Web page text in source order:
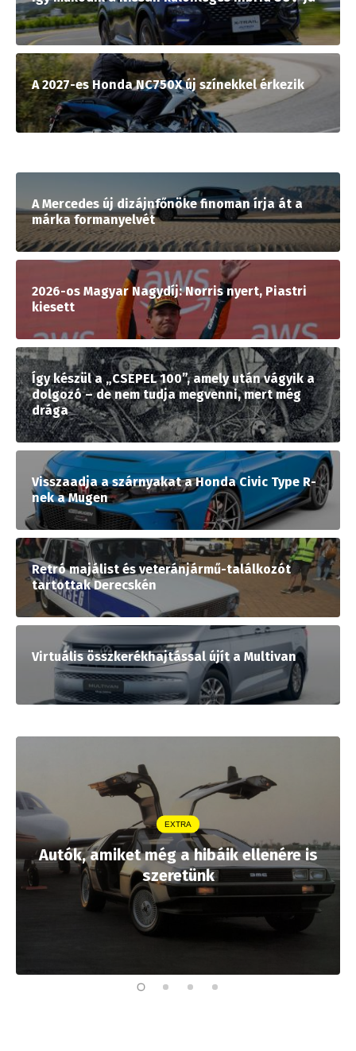
A 2027-es Honda NC750X új színekkel érkezik
A Mercedes új dizájnfőnöke finoman írja át a
márka formanyelvét
2026-os Magyar Nagydíj: Norris nyert, Piastri
kiesett
Így készül a „CSEPEL 100”, amely után vágyik a
dolgozó – de nem tudja megvenni, mert még
drága
Visszaadja a szárnyakat a Honda Civic Type R-
nek a Mugen
Retró majálist és veteránjármű-találkozót
tartottak Derecskén
Virtuális összkerékhajtással újít a Multivan
EXTRA
Autók, amiket még a hibáik ellenére is
szeretünk